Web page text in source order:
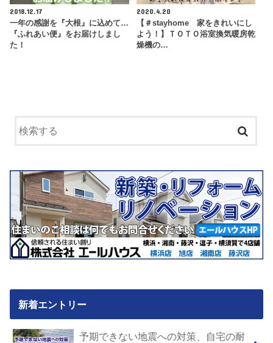
2018.12.17
一年の感謝を『大根』に込めて…
『ふれあい便』をお届けしまし
た！
2020.4.20
【＃stayhome 家をきれいにし
よう！】ＴＯＴＯ浴室換気暖房乾
燥機の…
新着エントリー
予期できない地震への対策、自宅の耐